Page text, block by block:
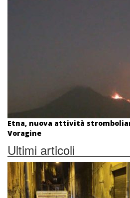
Etna, nuova attività
Voragine
Ultimi articoli